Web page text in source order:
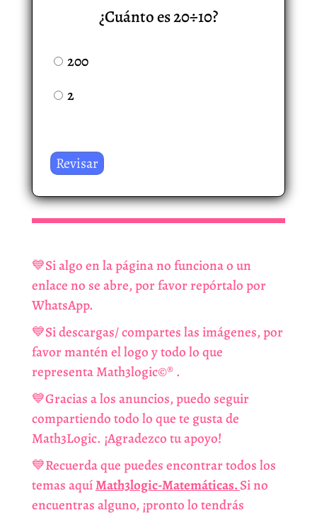
¿Cuánto es 20÷10?
200
2
💙Si algo en la página no funciona o un
enlace no se abre, por favor repórtalo por
WhatsApp.
💙Si descargas/ compartes las imágenes, por
favor mantén el logo y todo lo que
representa Math3logic©️®️ .
💙Gracias a los anuncios, puedo seguir
compartiendo todo lo que te gusta de
Math3Logic. ¡Agradezco tu apoyo!
💙Recuerda que puedes encontrar todos los
temas aquíMath3logic-Matemáticas.Si no
encuentras alguno, ¡pronto lo tendrás